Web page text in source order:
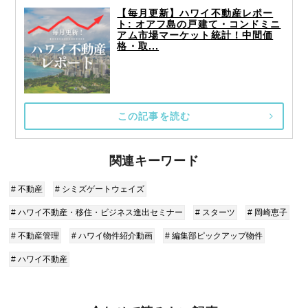
【毎月更新】ハワイ不動産レポー
ト: オアフ島の戸建て・コンドミニ
アム市場マーケット統計！中間価
格・取...
この記事を読む
関連キーワード
# 不動産 # シミズゲートウェイズ
# ハワイ不動産・移住・ビジネス進出セミナー # スターツ # 岡崎恵子
# 不動産管理 # ハワイ物件紹介動画 # 編集部ピックアップ物件
# ハワイ不動産